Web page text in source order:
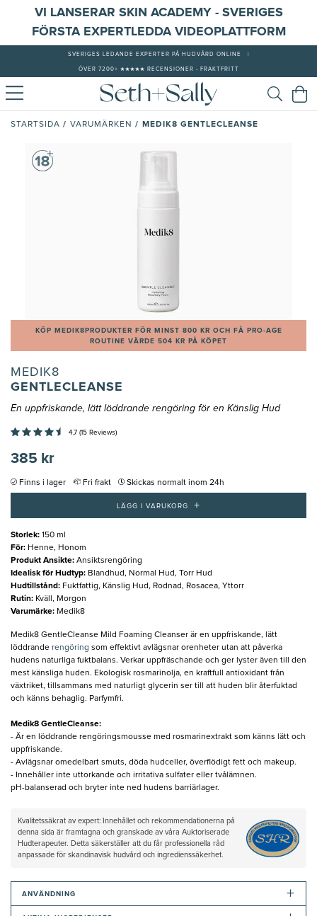
VI LANSERAR SKIN ACADEMY - SVERIGES
FÖRSTA EXPERTLEDDA VIDEOPLATTFORM
SVERIGES LEDANDE EXPERTER PÅ HUDVÅRD ONLINE
ÖVER 7200+ ★★★★★ RECENSIONER - FRAKTFRITT
STARTSIDA / VARUMÄRKEN / MEDIK8 GENTLECLEANSE
KÖP MEDIK8PRODUKTER FÖR MINST 800 KR OCH FÅ PRO-AGE
ROUTINE VÄRDE 504 KR PÅ KÖPET
MEDIK8
GENTLECLEANSE
En uppfriskande, lätt löddrande rengöring för en Känslig Hud
4,7 (15 Reviews)
385 kr
Finns i lager Fri frakt Skickas normalt inom 24h
LÄGG I VARUKORG +
Storlek: 150 ml
För: Henne, Honom
Produkt Ansikte: Ansiktsrengöring
Idealisk för Hudtyp: Blandhud, Normal Hud, Torr Hud
Hudtillstånd: Fuktfattig, Känslig Hud, Rodnad, Rosacea, Yttorr
Rutin: Kväll, Morgon
Varumärke: Medik8
Medik8 GentleCleanse Mild Foaming Cleanser är en uppfriskande, lätt
löddrande rengöring som effektivt avlägsnar orenheter utan att påverka
hudens naturliga fuktbalans. Verkar uppfräschande och ger lyster även till den
mest känsliga huden. Ekologisk rosmarinolja, en kraftfull antioxidant från
växtriket, tillsammans med naturligt glycerin ser till att huden blir återfuktad
och känns behaglig. Parfymfri.
Medik8 GentleCleanse:
- Är en löddrande rengöringsmousse med rosmarinextrakt som känns lätt och
uppfriskande.
- Avlägsnar omedelbart smuts, döda hudceller, överflödigt fett och makeup.
- Innehåller inte uttorkande och irritativa sulfater eller tvålämnen.
pH-balanserad och bryter inte ned hudens barriärlager.
Kvalitetssäkrat av expert: Innehållet och rekommendationerna på
denna sida är framtagna och granskade av våra Auktoriserade
Hudterapeuter. Detta säkerställer att du får professionella råd
anpassade för skandinavisk hudvård och ingredienssäkerhet.
ANVÄNDNING +